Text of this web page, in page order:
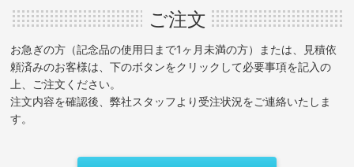
ご注文
お急ぎの方（記念品の使用日まで1ヶ月未満の方）または、見積依
頼済みのお客様は、下のボタンをクリックして必要事項を記入の
上、ご注文ください。
注文内容を確認後、弊社スタッフより受注状況をご連絡いたしま
す。